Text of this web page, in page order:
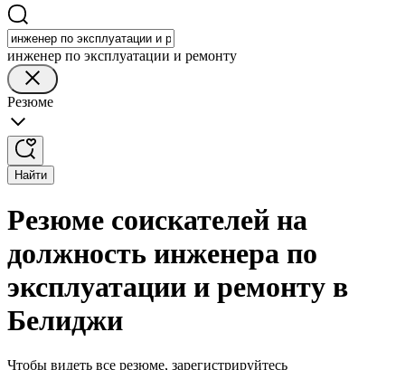
инженер по эксплуатации и ремонту
Резюме
Найти
Резюме соискателей на
должность инженера по
эксплуатации и ремонту в
Белиджи
Чтобы видеть все резюме, зарегистрируйтесь